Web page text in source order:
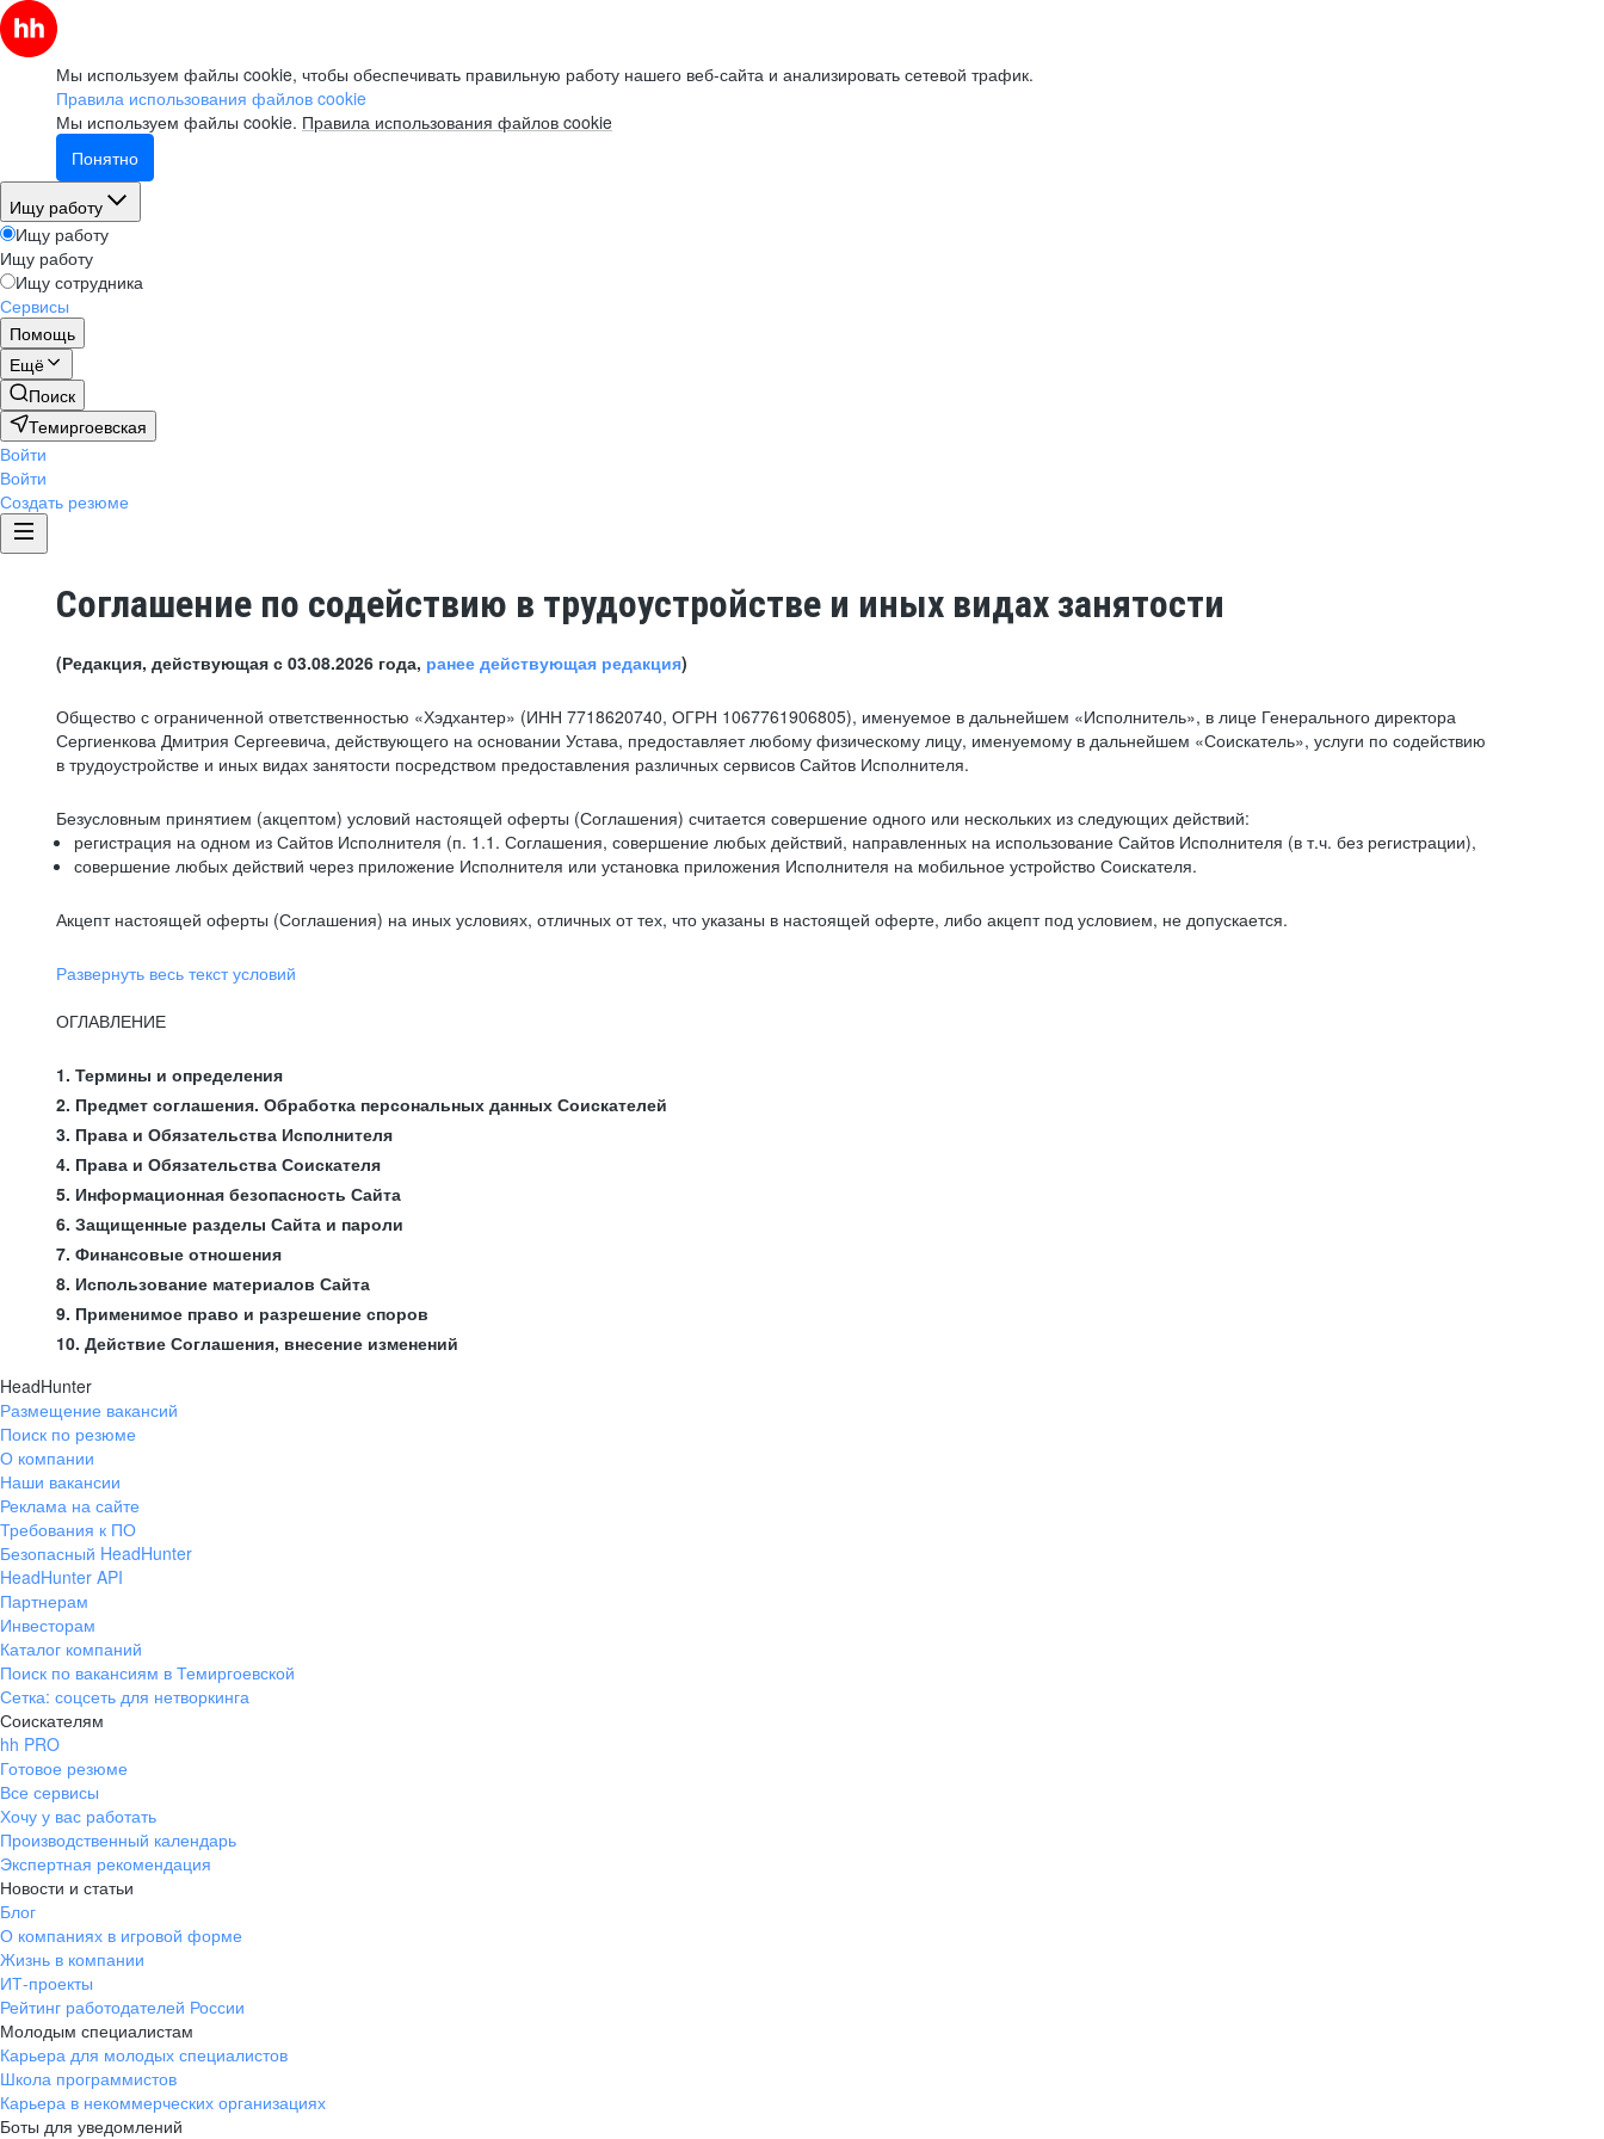
Мы используем файлы cookie, чтобы обеспечивать правильную работу нашего веб-сайта и анализировать сетевой трафик.
Правила использования файлов cookie
Мы используем файлы cookie. Правила использования файлов cookie
Понятно
Ищу работу
Ищу работу
Ищу работу
Ищу сотрудника
Сервисы
Помощь
Ещё
Поиск
Темиргоевская
Войти
Войти
Создать резюме
Соглашение по содействию в трудоустройстве и иных видах занятости
(Редакция, действующая с 03.08.2026 года, ранее действующая редакция)
Общество с ограниченной ответственностью «Хэдхантер» (ИНН 7718620740, ОГРН 1067761906805), именуемое в дальнейшем «Исполнитель», в лице Генерального директора
Сергиенкова Дмитрия Сергеевича, действующего на основании Устава, предоставляет любому физическому лицу, именуемому в дальнейшем «Соискатель», услуги по содействию
в трудоустройстве и иных видах занятости посредством предоставления различных сервисов Сайтов Исполнителя.
Безусловным принятием (акцептом) условий настоящей оферты (Соглашения) считается совершение одного или нескольких из следующих действий:
регистрация на одном из Сайтов Исполнителя (п. 1.1. Соглашения, совершение любых действий, направленных на использование Сайтов Исполнителя (в т.ч. без регистрации),
совершение любых действий через приложение Исполнителя или установка приложения Исполнителя на мобильное устройство Соискателя.
Акцепт настоящей оферты (Соглашения) на иных условиях, отличных от тех, что указаны в настоящей оферте, либо акцепт под условием, не допускается.
Развернуть весь текст условий
ОГЛАВЛЕНИЕ
1. Термины и определения
2. Предмет соглашения. Обработка персональных данных Соискателей
3. Права и Обязательства Исполнителя
4. Права и Обязательства Соискателя
5. Информационная безопасность Сайта
6. Защищенные разделы Сайта и пароли
7. Финансовые отношения
8. Использование материалов Сайта
9. Применимое право и разрешение споров
10. Действие Соглашения, внесение изменений
HeadHunter
Размещение вакансий
Поиск по резюме
О компании
Наши вакансии
Реклама на сайте
Требования к ПО
Безопасный HeadHunter
HeadHunter API
Партнерам
Инвесторам
Каталог компаний
Поиск по вакансиям в Темиргоевской
Сетка: соцсеть для нетворкинга
Соискателям
hh PRO
Готовое резюме
Все сервисы
Хочу у вас работать
Производственный календарь
Экспертная рекомендация
Новости и статьи
Блог
О компаниях в игровой форме
Жизнь в компании
ИТ-проекты
Рейтинг работодателей России
Молодым специалистам
Карьера для молодых специалистов
Школа программистов
Карьера в некоммерческих организациях
Боты для уведомлений